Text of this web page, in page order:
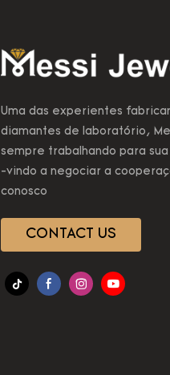
Uma das experientes
diamantes de laboratório,
sempre trabalhando para
-vindo a negociar a
conosco
CONTACT US